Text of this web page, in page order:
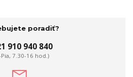
poradiť?
910 940 840
Pia, 7.30-16 hod.)